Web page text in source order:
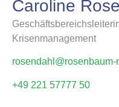
Caroline
Krisenmanagement
rosendahl@rosenbaum-
+49 221 57777 50